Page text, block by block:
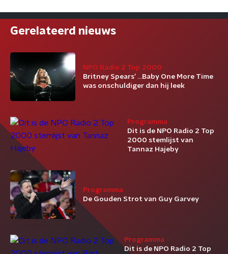
Gerelateerd nieuws
NPO Radio 2 Top 2000
Britney Spears’ ...Baby One More Time
was onschuldiger dan hij leek
Programma
Dit is de NPO Radio 2 Top
2000 stemlijst van
Tannaz Hajeby
Programma
De Gouden Strot van Guy Garvey
Programma
Dit is de NPO Radio 2 Top